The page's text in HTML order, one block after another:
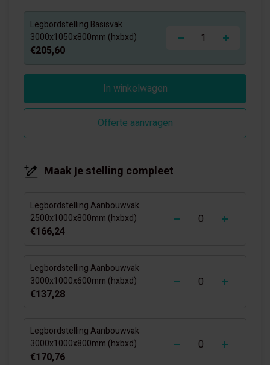
Legbordstelling Basisvak
3000x1050x800mm (hxbxd)
€205,60
-
In winkelwagen
Offerte aanvragen
Maak je stelling compleet
Legbordstelling Aanbouwvak
2500x1000x800mm (hxbxd)
€166,24
-
Legbordstelling Aanbouwvak
3000x1000x600mm (hxbxd)
€137,28
-
Legbordstelling Aanbouwvak
3000x1000x800mm (hxbxd)
€170,76
-